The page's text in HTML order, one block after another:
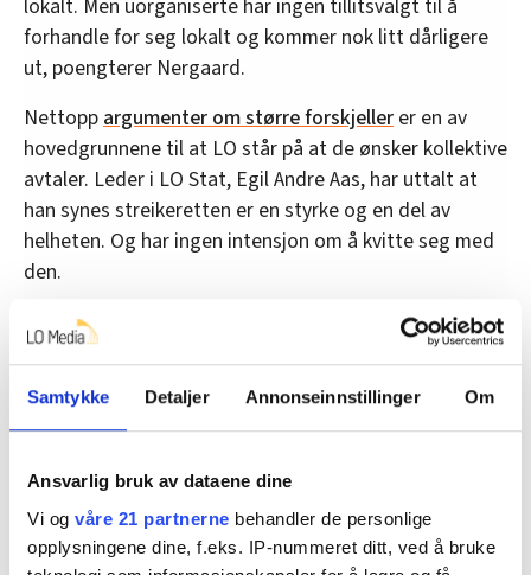
Samtykke Detaljer Annonseinnstillinger Om
Ansvarlig bruk av dataene dine
Vi og våre 21 partnerne behandler de personlige
opplysningene dine, f.eks. IP-nummeret ditt, ved å bruke
lokalt. Men uorganiserte har ingen tillitsvalgt til å
forhandle for seg lokalt og kommer nok litt dårligere
ut, poengterer Nergaard.
Nettopp argumenter om større forskjeller er en av
hovedgrunnene til at LO står på at de ønsker kollektive
avtaler. Leder i LO Stat, Egil Andre Aas, har uttalt at
han synes streikeretten er en styrke og en del av
helheten. Og har ingen intensjon om å kvitte seg med
den.
Lavlønnsgrupper
Nergaard er også usikker på hvordan LO hadde taklet
en lønnsfordeling gjennom individuelle forhandlinger.
– LO har mange grupper med lavere utdanning. Det er
ikke gitt at renholdere og kontoransatte hadde
kommet best ut av det i en slik modell. Samtidig har